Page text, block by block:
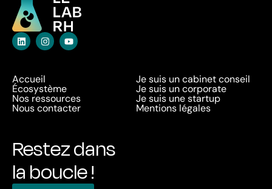
Accueil
Écosystème
Nos ressources
Nous contacter
Je suis un cabinet conseil
Je suis un corporate
Je suis une startup
Mentions légales
Restez dans
la boucle !